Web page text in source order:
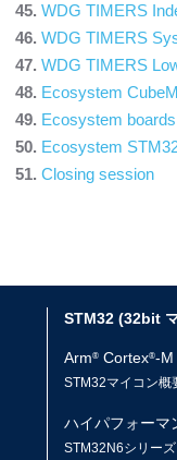
WDG TIMERS
WDG TIMERS
WDG TIMERS
Ecosystem
Ecosystem boards
Ecosystem
Closing session
STM32 (32bit
Arm® Cortex®-M
STM32マイコン概
ハイパフォーマ
STM32N6シリーズ